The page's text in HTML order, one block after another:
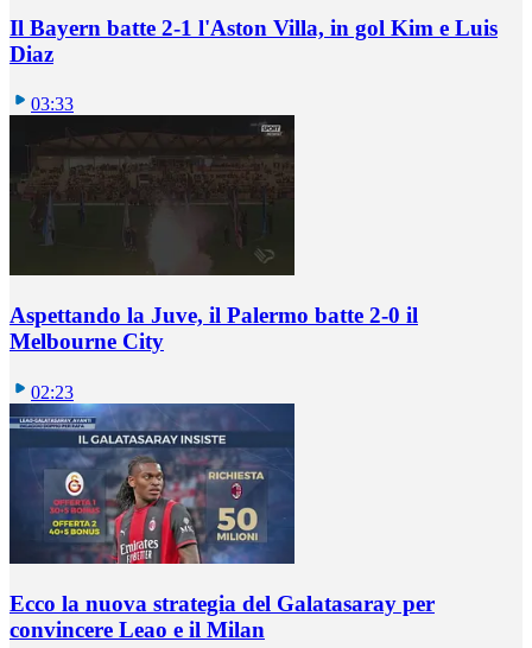
Il Bayern batte 2-1 l'Aston Villa, in gol Kim e Luis
Diaz
03:33
Aspettando la Juve, il Palermo batte 2-0 il
Melbourne City
02:23
Ecco la nuova strategia del Galatasaray per
convincere Leao e il Milan